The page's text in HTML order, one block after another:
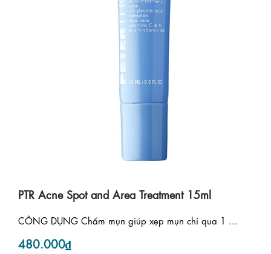
PTR Acne Spot and Area Treatment 15ml
CÔNG DỤNG Chấm mụn giúp xẹp mụn chỉ qua 1 ...
480.000₫